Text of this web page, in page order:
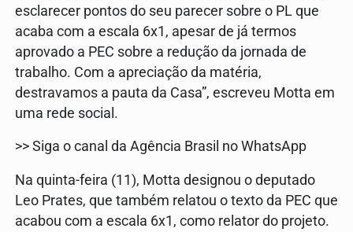
esclarecer pontos do seu parecer sobre o PL que
acaba com a escala 6x1, apesar de já termos
aprovado a PEC sobre a redução da jornada de
trabalho. Com a apreciação da matéria,
destravamos a pauta da Casa”, escreveu Motta em
uma rede social.
>> Siga o canal da Agência Brasil no WhatsApp
Na quinta-feira (11), Motta designou o deputado
Leo Prates, que também relatou o texto da PEC que
acabou com a escala 6x1, como relator do projeto.